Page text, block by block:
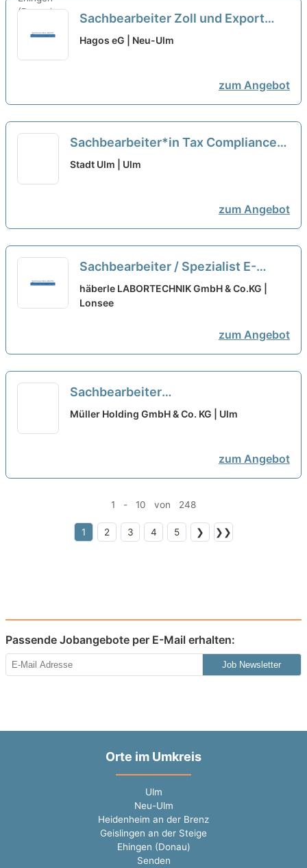
Sachbearbeiter Zoll und Export
(m/w/d) neu
Hagos eG | Neu-Ulm
zum Angebot
Sachbearbeiter*in Tax Compliance
Management und steuerliche
Stadt Ulm | Ulm
zum Angebot
Sachbearbeiter / Spezialist E-
Commerce / Onlinehandel (m/w/d)
neu
häberle LABORTECHNIK GmbH & Co.KG |
Lonsee
zum Angebot
Sachbearbeiter
Immobilienverwaltung (m/w/d)
Müller Holding GmbH & Co. KG | Ulm
zum Angebot
1 - 10 von 248
1 2 3 4 5 ❯ ❯❯
Passende Jobangebote per E-Mail erhalten:
Job Newsletter
Orte im Umkreis
Ulm
Neu-Ulm
Heidenheim an der Brenz
Geislingen an der Steige
Ehingen (Donau)
Senden